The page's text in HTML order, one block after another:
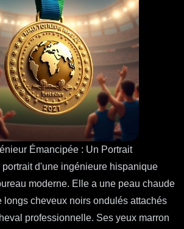
Émancipée : Un Portrait
portrait d'une ingénieure hispanique
moderne. Elle a une peau chaude
longs cheveux noirs ondulés attachés
professionnelle. Ses yeux marron